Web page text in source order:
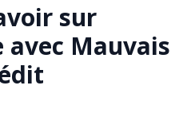
sur
Mauvais